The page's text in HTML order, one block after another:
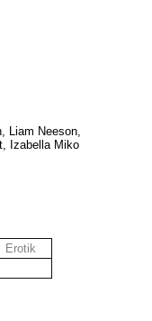
Liam Neeson,
Izabella Miko
Erotik